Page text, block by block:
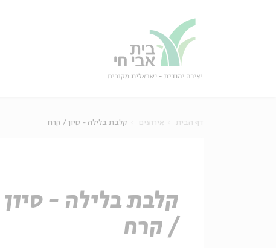
דף הבית אירועים קלבת בלילה - סיון / קרח
קלבת בלילה - סיון
/ קרח